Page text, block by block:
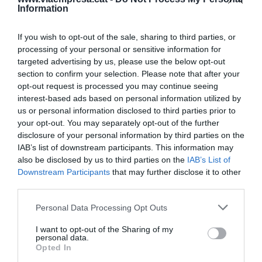
Information
If you wish to opt-out of the sale, sharing to third parties, or
processing of your personal or sensitive information for
targeted advertising by us, please use the below opt-out
section to confirm your selection. Please note that after your
opt-out request is processed you may continue seeing
interest-based ads based on personal information utilized by
us or personal information disclosed to third parties prior to
your opt-out. You may separately opt-out of the further
disclosure of your personal information by third parties on the
IAB’s list of downstream participants. This information may
also be disclosed by us to third parties on the IAB’s List of
Downstream Participants that may further disclose it to other
Personal Data Processing Opt Outs
I want to opt-out of the Sharing of my
personal data.
Opted In
un ecosistema de 75.000
títulos”
paradas de la Plaça Reial con motivo del día de Sant
Preguntado por el calendario y los picos de
máxima intensidad del libro, Marín argumenta que